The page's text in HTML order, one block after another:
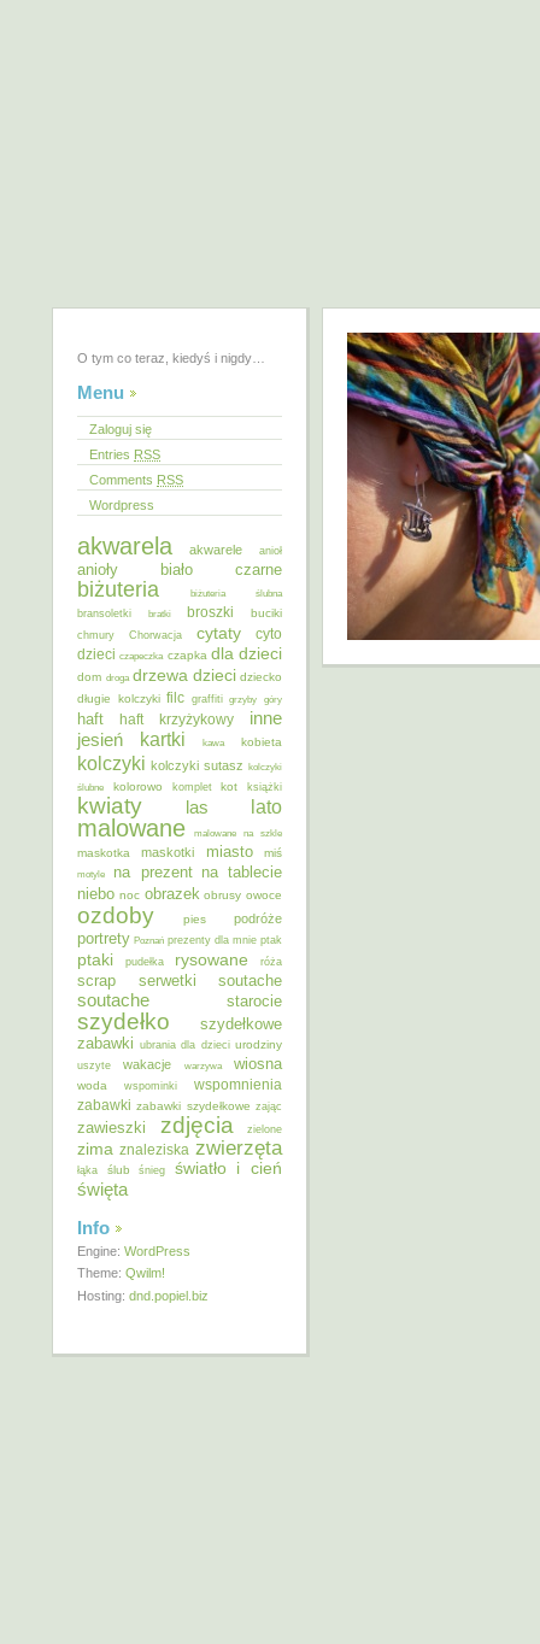
O tym co teraz, kiedyś i nigdy…
Menu
Zaloguj się
Entries RSS
Comments RSS
Wordpress
akwarela akwarele anioł
anioły biało czarne
biżuteria
biżuteria ślubna
bransoletki
bratki broszki buciki
chmury Chorwacja cytaty
cyto
dzieci czapeczka czapka dla dzieci
dom droga drzewa dzieci dziecko
długie kolczyki filc graffiti grzyby góry
haft haft krzyżykowy inne
jesień kartki kawa kobieta
kolczyki kolczyki sutasz kolczyki
ślubne
kolorowo komplet kot książki
kwiaty las lato
malowane malowane na szkle
maskotka maskotki miasto miś
motyle na prezent na tablecie
niebo noc obrazek obrusy owoce
ozdoby pies podróże
portrety Poznań prezenty dla mnie ptak
ptaki pudełka rysowane róża
scrap serwetki soutache
soutache starocie
szydełko
szydełkowe
zabawki ubrania dla dzieci urodziny
uszyte wakacje warzywa wiosna
woda wspominki
wspomnienia
zabawki zabawki szydełkowe zając
zawieszki zdjęcia zielone
zima znaleziska zwierzęta
łąka ślub śnieg światło i cień
święta
Info
Engine: WordPress
Theme: Qwilm!
Hosting: dnd.popiel.biz